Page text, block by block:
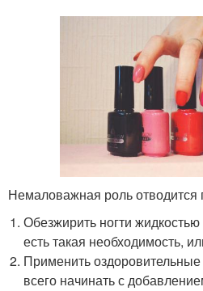
Немаловажная роль отводится
Обезжирить ногти
есть такая необходимость,
Применить
всего начинать с